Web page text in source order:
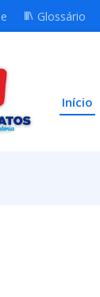
Glossário
Início